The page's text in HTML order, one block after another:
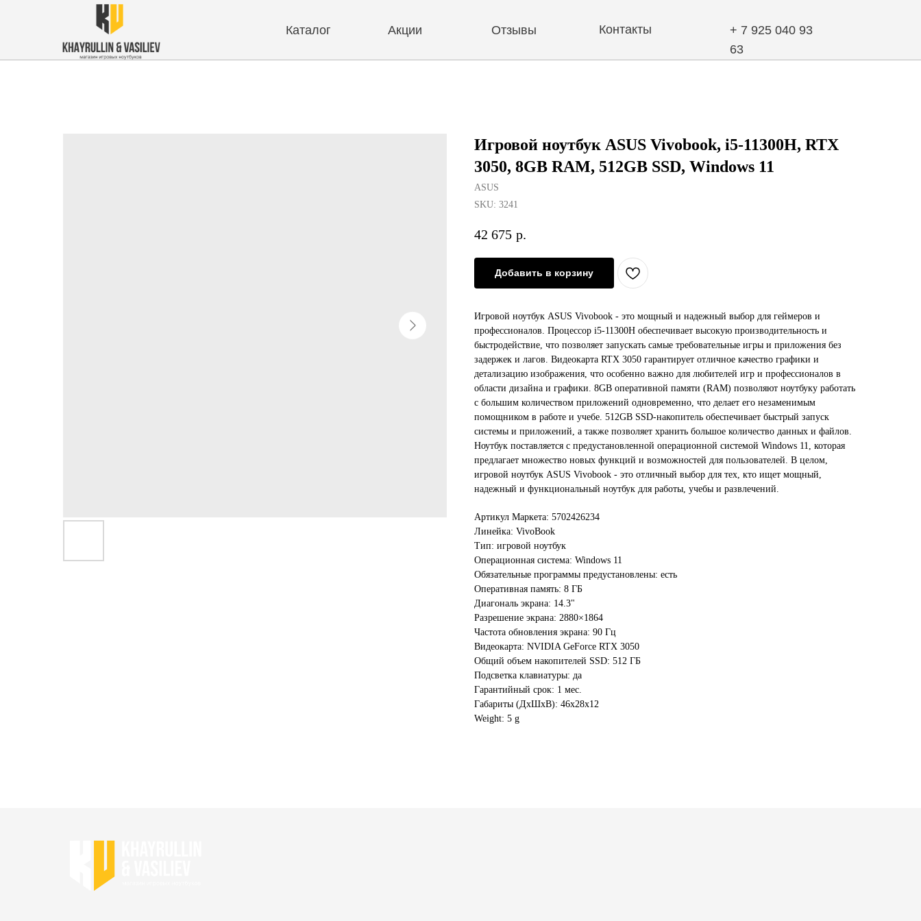
Каталог Контакты
Игровой ноутбук ASUS Vivobook, i5-11300H, RTX
3050, 8GB RAM, 512GB SSD, Windows 11
ASUS
SKU: 3241
42 675 р.
Добавить в корзину
Игровой ноутбук ASUS Vivobook - это мощный и надежный выбор для геймеров и
профессионалов. Процессор i5-11300H обеспечивает высокую производительность и
быстродействие, что позволяет запускать самые требовательные игры и приложения без
задержек и лагов. Видеокарта RTX 3050 гарантирует отличное качество графики и
детализацию изображения, что особенно важно для любителей игр и профессионалов в
области дизайна и графики. 8GB оперативной памяти (RAM) позволяют ноутбуку работать
с большим количеством приложений одновременно, что делает его незаменимым
помощником в работе и учебе. 512GB SSD-накопитель обеспечивает быстрый запуск
системы и приложений, а также позволяет хранить большое количество данных и файлов.
Ноутбук поставляется с предустановленной операционной системой Windows 11, которая
предлагает множество новых функций и возможностей для пользователей. В целом,
игровой ноутбук ASUS Vivobook - это отличный выбор для тех, кто ищет мощный,
надежный и функциональный ноутбук для работы, учебы и развлечений.
Артикул Маркета: 5702426234
Линейка: VivoBook
Тип: игровой ноутбук
Операционная система: Windows 11
Обязательные программы предустановлены: есть
Оперативная память: 8 ГБ
Диагональ экрана: 14.3"
Разрешение экрана: 2880×1864
Частота обновления экрана: 90 Гц
Видеокарта: NVIDIA GeForce RTX 3050
Общий объем накопителей SSD: 512 ГБ
Подсветка клавиатуры: да
Гарантийный срок: 1 мес.
Габариты (ДхШхВ): 46x28x12
Weight: 5 g
Преимущества
Отзывы